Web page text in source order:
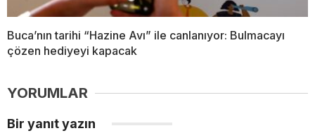
Buca’nın tarihi “Hazine Avı” ile canlanıyor: Bulmacayı
çözen hediyeyi kapacak
YORUMLAR
Bir yanıt yazın